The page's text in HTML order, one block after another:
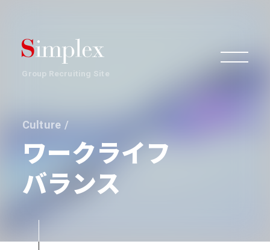
組織
事業
働き方・文化
Group Recruiting Site
Culture /
ワークライフ
バランス